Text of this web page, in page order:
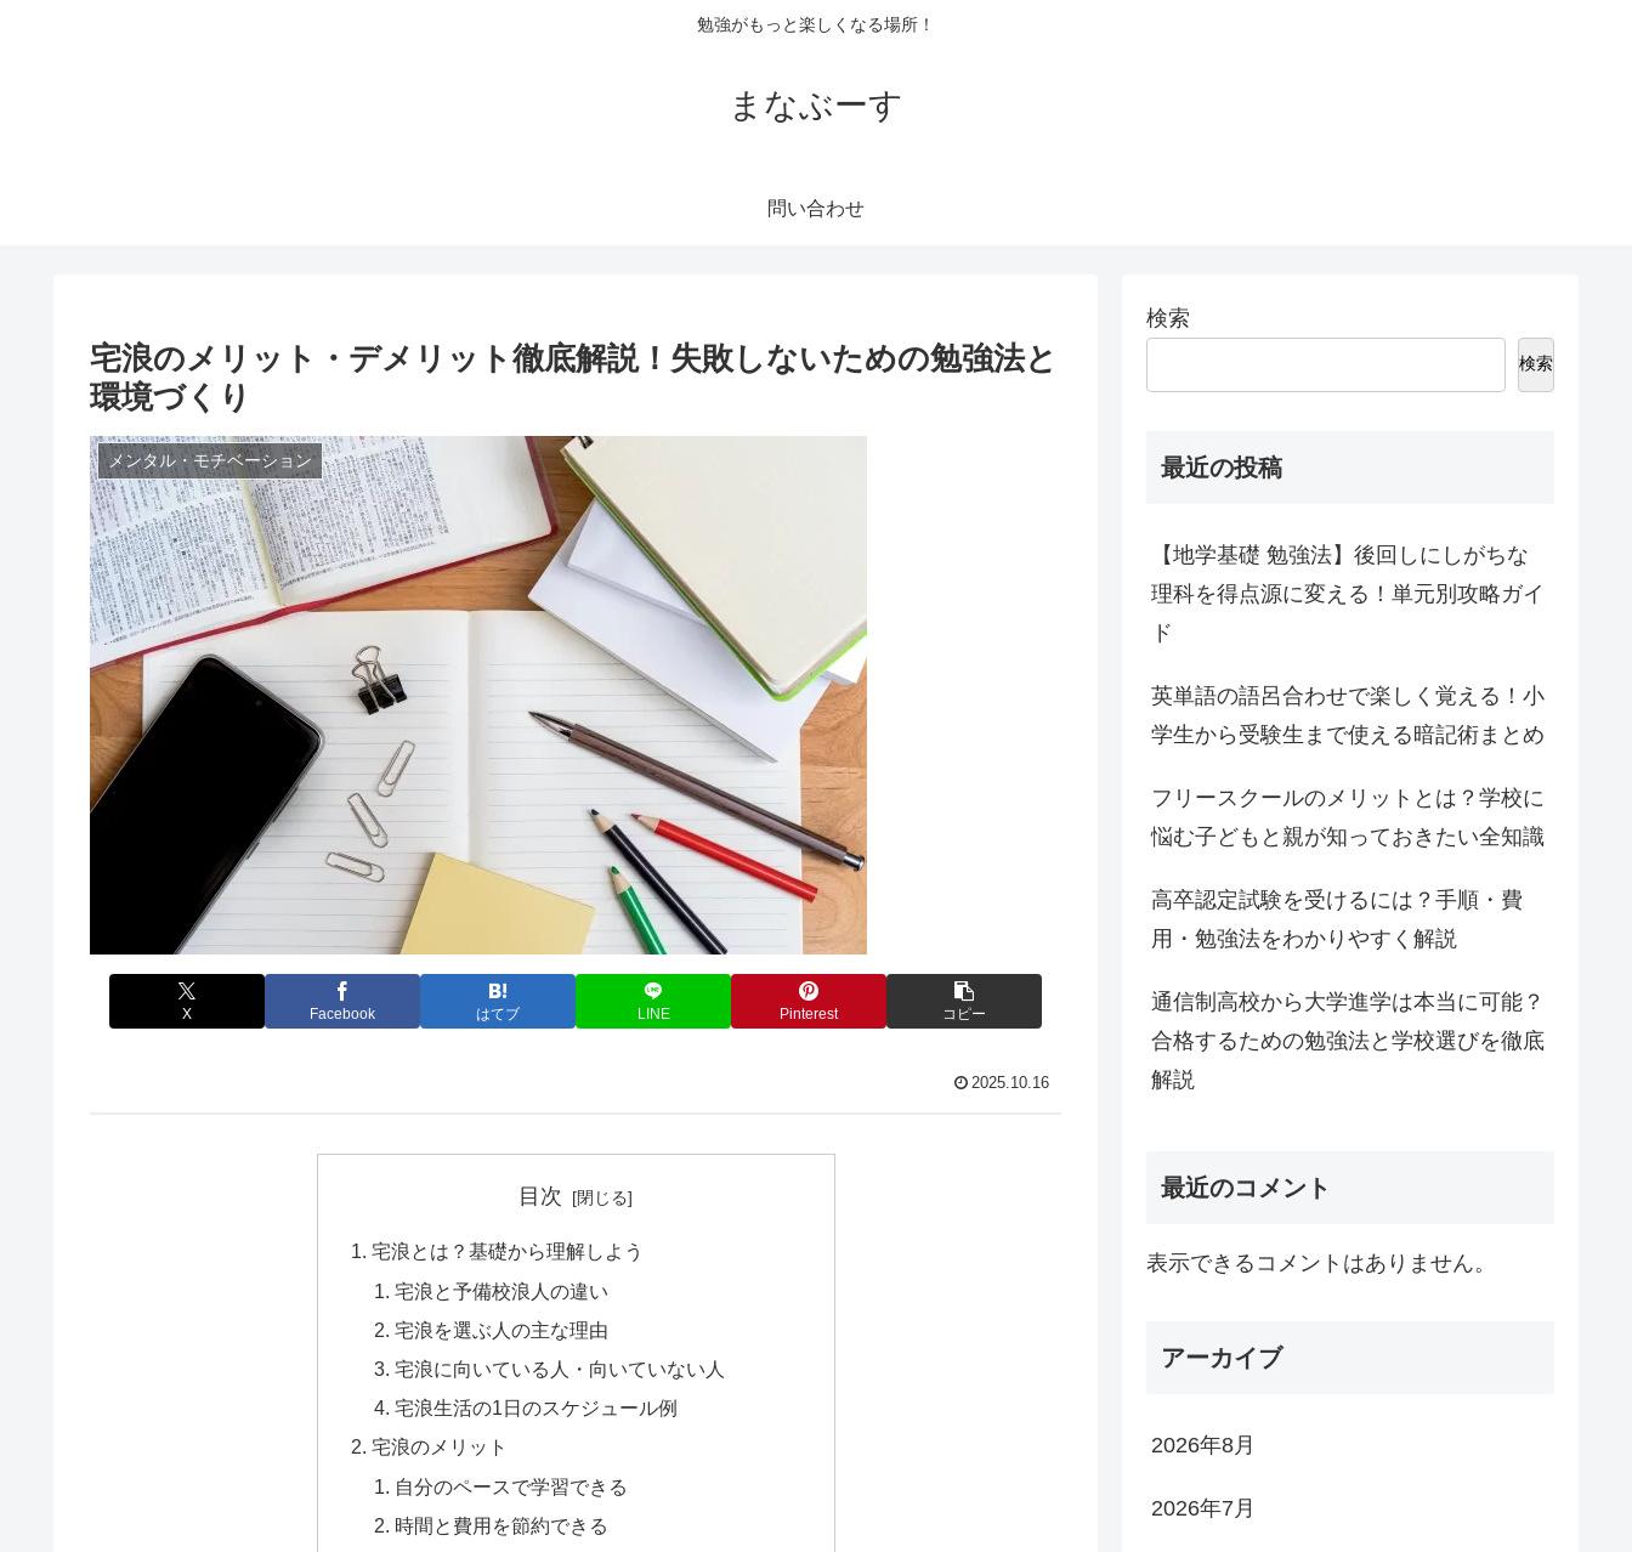
勉強がもっと楽しくなる場所！
まなぶーす
問い合わせ
宅浪のメリット・デメリット徹底解説！失敗しないための勉強法と
環境づくり
メンタル・モチベーション
X Facebook はてブ LINE Pinterest コピー
2025.10.16
目次
宅浪とは？基礎から理解しよう
宅浪と予備校浪人の違い
宅浪を選ぶ人の主な理由
宅浪に向いている人・向いていない人
宅浪生活の1日のスケジュール例
宅浪のメリット
自分のペースで学習できる
時間と費用を節約できる
検索
検索
最近の投稿
【地学基礎 勉強法】後回しにしがちな
理科を得点源に変える！単元別攻略ガイ
ド
英単語の語呂合わせで楽しく覚える！小
学生から受験生まで使える暗記術まとめ
フリースクールのメリットとは？学校に
悩む子どもと親が知っておきたい全知識
高卒認定試験を受けるには？手順・費
用・勉強法をわかりやすく解説
通信制高校から大学進学は本当に可能？
合格するための勉強法と学校選びを徹底
解説
最近のコメント
表示できるコメントはありません。
アーカイブ
2026年8月
2026年7月